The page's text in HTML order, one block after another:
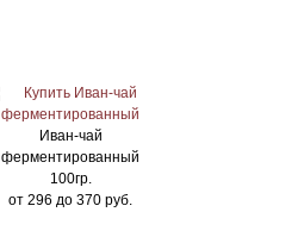
Иван-чай
ферментированный
100гр.
от 296 до 370 руб.